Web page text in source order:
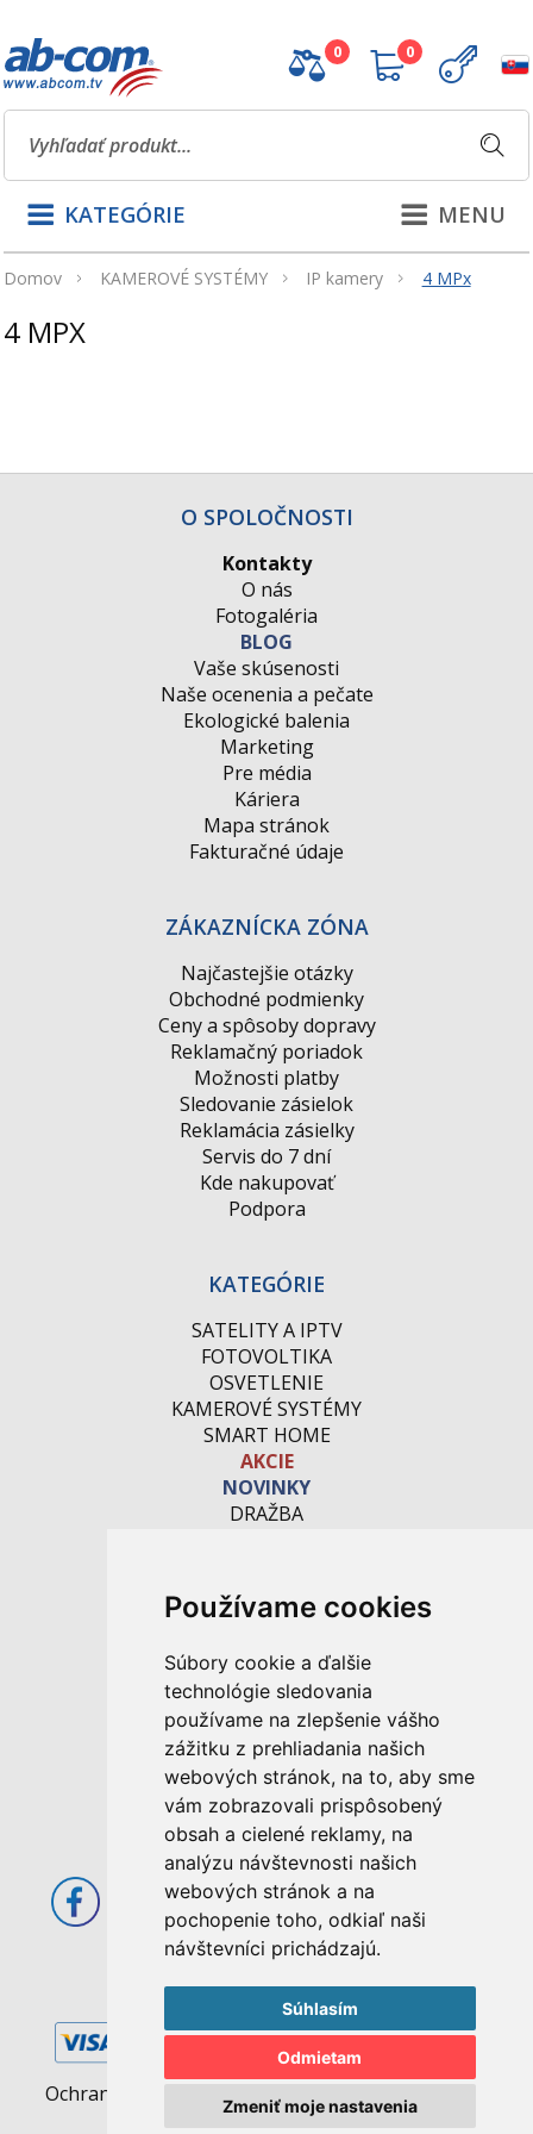
Používame cookies
Súbory cookie a ďalšie
technológie sledovania
používame na zlepšenie vášho
zážitku z prehliadania našich
webových stránok, na to, aby sme
vám zobrazovali prispôsobený
obsah a cielené reklamy, na
analýzu návštevnosti našich
webových stránok a na
pochopenie toho, odkiaľ naši
návštevníci prichádzajú.
Súhlasím
Odmietam
Zmeniť moje nastavenia
0 0
MENU
KATEGÓRIE
Domov KAMEROVÉ SYSTÉMY IP kamery 4 MPx
4 MPX
O SPOLOČNOSTI
Kontakty
O nás
Fotogaléria
BLOG
Vaše skúsenosti
Naše ocenenia a pečate
Ekologické balenia
Marketing
Pre média
Káriera
Mapa stránok
Fakturačné údaje
ZÁKAZNÍCKA ZÓNA
Najčastejšie otázky
Obchodné podmienky
Ceny a spôsoby dopravy
Reklamačný poriadok
Možnosti platby
Sledovanie zásielok
Reklamácia zásielky
Servis do 7 dní
Kde nakupovať
Podpora
KATEGÓRIE
SATELITY A IPTV
FOTOVOLTIKA
OSVETLENIE
KAMEROVÉ SYSTÉMY
SMART HOME
AKCIE
NOVINKY
DRAŽBA
M. Rázusa 4795/34
955 01 Topoľčany
Slovenská republika
E-mail: info@abcom.sk
Tel: +421 38 53 62 611
Otváracie hodiny:
Po - Pia: 08:00 - 17:00
Ochrana osobných údajov | Pravidlá cookies